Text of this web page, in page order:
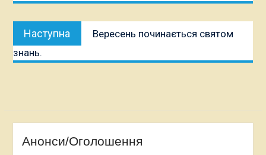
Наступна
публікація:
Вересень починається святом
знань.
Анонси/Оголошення